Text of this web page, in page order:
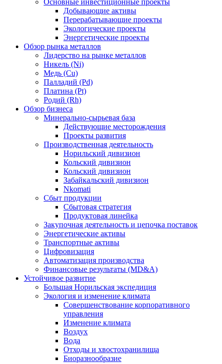
Основные инвестиционные проекты
Добывающие активы
Перерабатывающие проекты
Экологические проекты
Энергетические проекты
Обзор рынка металлов
Лидерство на рынке металлов
Никель (Ni)
Медь (Cu)
Палладий (Pd)
Платина (Pt)
Родий (Rh)
Обзор бизнеса
Минерально-сырьевая база
Действующие месторождения
Проекты развития
Производственная деятельность
Норильский дивизион
Кольский дивизион
Кольский дивизион
Забайкальский дивизион
Nkomati
Сбыт продукции
Сбытовая стратегия
Продуктовая линейка
Закупочная деятельность и цепочка поставок
Энергетические активы
Транспортные активы
Цифровизация
Автоматизация производства
Финансовые результаты (MD&A)
Устойчивое развитие
Большая Норильская экспедиция
Экология и изменение климата
Совершенствование корпоративного
управления
Изменение климата
Воздух
Вода
Отходы и хвостохранилища
Биоразнообразие